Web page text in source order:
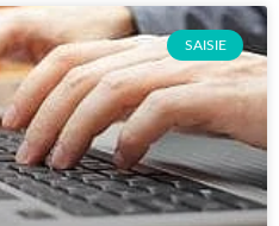
SAISIE